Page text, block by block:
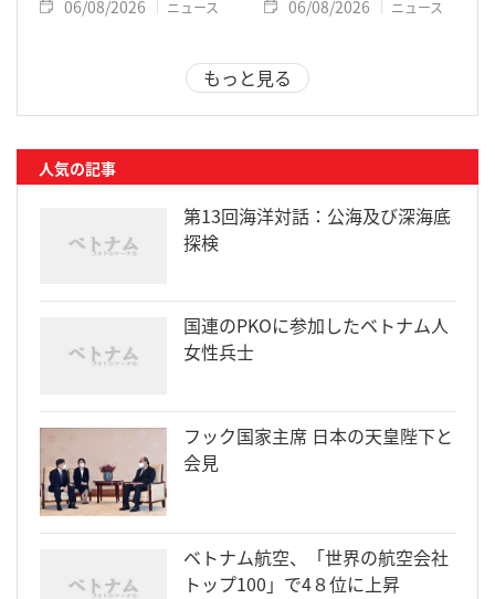
06/08/2026 ニュース 06/08/2026 ニュース
もっと見る
人気の記事
第13回海洋対話：公海及び深海底
探検
国連のPKOに参加したベトナム人
女性兵士
フック国家主席 日本の天皇陛下と
会見
ベトナム航空、「世界の航空会社
トップ100」で4８位に上昇